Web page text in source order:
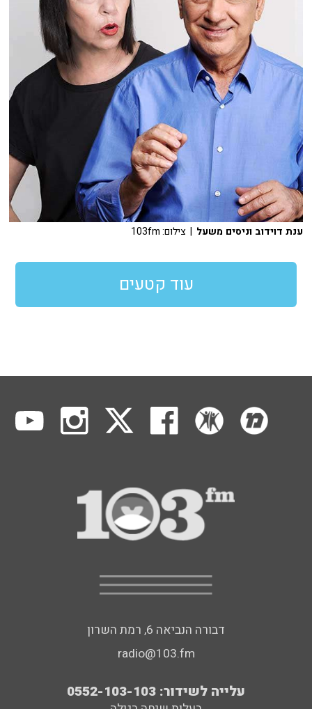
ענת דוידוב וניסים משעל | צילום: 103fm
עוד קטעים
דבורה הנביאה 6, רמת השרון
radio@103.fm
עלייה לשידור: 0552-103-103